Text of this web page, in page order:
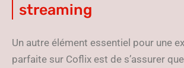
streaming
Un autre élément essentiel pour une
parfaite sur Coflix est de s’assurer